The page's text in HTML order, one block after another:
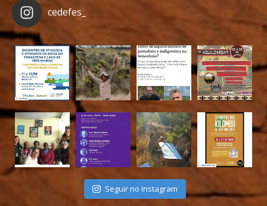
cedefes_
Seguir no Instagram